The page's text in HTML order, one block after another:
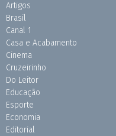
Artigos
Brasil
Canal 1
Casa e Acabamento
Cinema
Cruzeirinho
Do Leitor
Educação
Esporte
Economia
Editorial